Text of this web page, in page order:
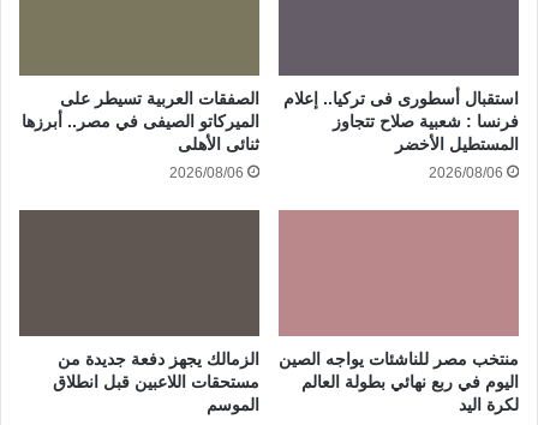
استقبال أسطورى فى تركيا.. إعلام
فرنسا : شعبية صلاح تتجاوز
المستطيل الأخضر
2026/08/06
الصفقات العربية تسيطر على
الميركاتو الصيفى في مصر.. أبرزها
ثنائى الأهلى
2026/08/06
منتخب مصر للناشئات يواجه الصين
اليوم في ربع نهائي بطولة العالم
لكرة اليد
الزمالك يجهز دفعة جديدة من
مستحقات اللاعبين قبل انطلاق
الموسم